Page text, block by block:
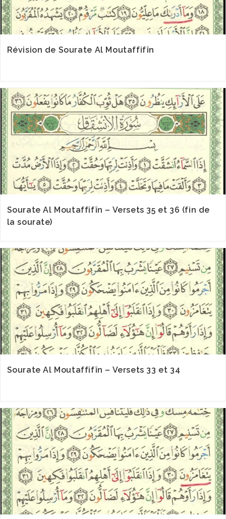
Révision de Sourate Al Moutaffifîn
Sourate Al Moutaffifîn – Versets 35 et 36 (fin de
la sourate)
Sourate Al Moutaffifîn – Versets 33 et 34